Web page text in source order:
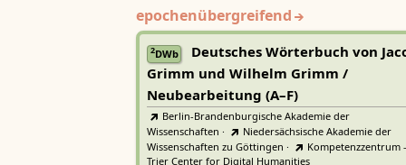
epochenübergreifend
2DWb
Deutsches Wörterbuch von
Grimm und Wilhelm Grimm /
Neubearbeitung (A–F)
Berlin-Brandenburgische Akademie der
Wissenschaften ·
Niedersächsische Akademie der
Wissenschaften zu Göttingen ·
Kompetenzzentrum -
Trier Center for Digital Humanities